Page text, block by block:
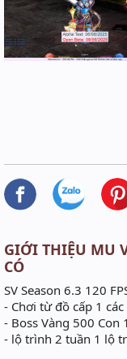
GIỚI THIỆU MU
CÓ
SV Season 6.3 120
- Chơi từ đồ cấp 1
- Boss Vàng 500
- lộ trình 2 tuần 1 lộ